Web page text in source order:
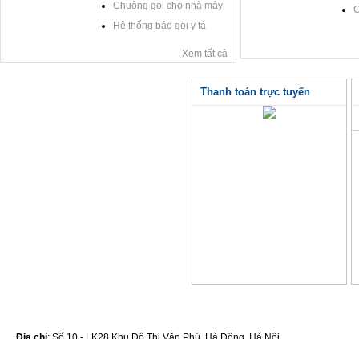
Chuông gọi cho nhà máy
Hệ thống báo gọi y tá
Xem tất cả
Thanh toán trực tuyến